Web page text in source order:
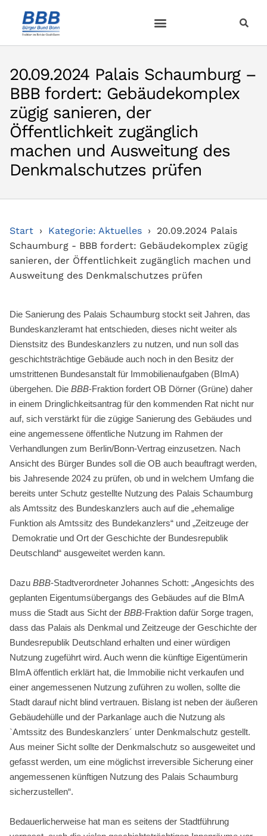
20.09.2024 Palais Schaumburg –
BBB fordert: Gebäudekomplex
zügig sanieren, der
Öffentlichkeit zugänglich
machen und Ausweitung des
Denkmalschutzes prüfen
Start Kategorie: Aktuelles
20.09.2024 Palais
Schaumburg - BBB fordert: Gebäudekomplex zügig
sanieren, der Öffentlichkeit zugänglich machen und
Ausweitung des Denkmalschutzes prüfen
Die Sanierung des Palais Schaumburg stockt seit Jahren, das
Bundeskanzleramt hat entschieden, dieses nicht weiter als
Dienstsitz des Bundeskanzlers zu nutzen, und nun soll das
geschichtsträchtige Gebäude auch noch in den Besitz der
umstrittenen Bundesanstalt für Immobilienaufgaben (BImA)
übergehen. Die BBB-Fraktion fordert OB Dörner (Grüne) daher
in einem Dringlichkeitsantrag für den kommenden Rat nicht nur
auf, sich verstärkt für die zügige Sanierung des Gebäudes und
eine angemessene öffentliche Nutzung im Rahmen der
Verhandlungen zum Berlin/Bonn-Vertrag einzusetzen. Nach
Ansicht des Bürger Bundes soll die OB auch beauftragt werden,
bis Jahresende 2024 zu prüfen, ob und in welchem Umfang die
bereits unter Schutz gestellte Nutzung des Palais Schaumburg
als Amtssitz des Bundeskanzlers auch auf die „ehemalige
Funktion als Amtssitz des Bundekanzlers“ und „Zeitzeuge der
Demokratie und Ort der Geschichte der Bundesrepublik
Deutschland“ ausgeweitet werden kann.
Dazu BBB-Stadtverordneter Johannes Schott: „Angesichts des
geplanten Eigentumsübergangs des Gebäudes auf die BImA
muss die Stadt aus Sicht der BBB-Fraktion dafür Sorge tragen,
dass das Palais als Denkmal und Zeitzeuge der Geschichte der
Bundesrepublik Deutschland erhalten und einer würdigen
Nutzung zugeführt wird. Auch wenn die künftige Eigentümerin
BImA öffentlich erklärt hat, die Immobilie nicht verkaufen und
einer angemessenen Nutzung zuführen zu wollen, sollte die
Stadt darauf nicht blind vertrauen. Bislang ist neben der äußeren
Gebäudehülle und der Parkanlage auch die Nutzung als
`Amtssitz des Bundeskanzlers´ unter Denkmalschutz gestellt.
Aus meiner Sicht sollte der Denkmalschutz so ausgeweitet und
gefasst werden, um eine möglichst irreversible Sicherung einer
angemessenen künftigen Nutzung des Palais Schaumburg
sicherzustellen“.
Bedauerlicherweise hat man es seitens der Stadtführung